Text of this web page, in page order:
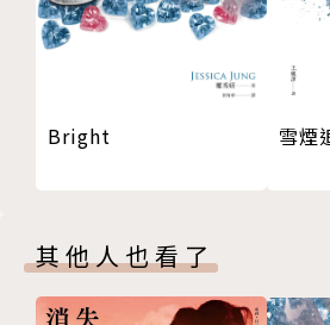
水，讓人以為自己只是一滴虛怯
有時會令人受傷，卻終會令每個
在她的筆下，香港在受傷，也在蛻
我們共同的身分。」
韓麗珠過往的小說作品帶有超現
Bright 雪煙
其他人也看了